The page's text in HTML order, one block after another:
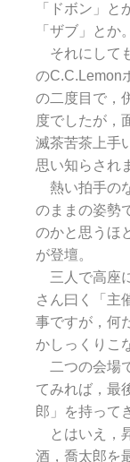
「ドボン」と
「ザブ」とか
それにして
のC.C.Lemon
の二度目で，
度でしたが，
滅茶苦茶上手
思い知らされ
熱い拍手の
のままの姿勢
のかと思うほ
が登壇。
三人で高座
さん曰く「主
事ですが，何
かしっくりこ
二つの会場
てみれば，最
郎」を持って
とはいえ，
酒，喬太郎を